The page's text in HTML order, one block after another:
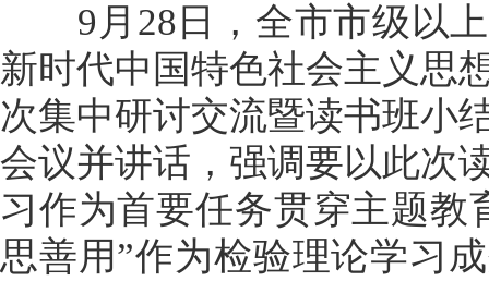
9月28日，全市市级以上
新时代中国特色社会主义思
次集中研讨交流暨读书班小
会议并讲话，强调要以此次
习作为首要任务贯穿主题教
思善用”作为检验理论学习